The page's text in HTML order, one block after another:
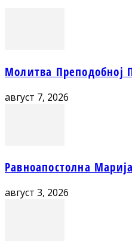
Молитва Преподобној
август 7, 2026
Равноапостолна
август 3, 2026